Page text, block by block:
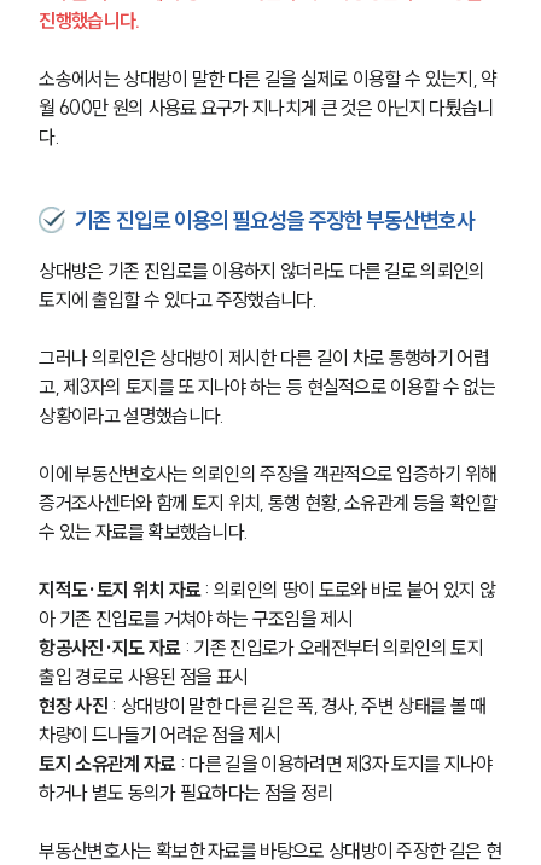
진행했습니다.
소송에서는 상대방이 말한 다른 길을 실제로 이용할 수 있는지, 약
월 600만 원의 사용료 요구가 지나치게 큰 것은 아닌지 다퉜습니
다.
기존 진입로 이용의 필요성을 주장한 부동산변호사
상대방은 기존 진입로를 이용하지 않더라도 다른 길로 의뢰인의
토지에 출입할 수 있다고 주장했습니다.
그러나 의뢰인은 상대방이 제시한 다른 길이 차로 통행하기 어렵
고, 제3자의 토지를 또 지나야 하는 등 현실적으로 이용할 수 없는
상황이라고 설명했습니다.
이에 부동산변호사는 의뢰인의 주장을 객관적으로 입증하기 위해
증거조사센터와 함께 토지 위치, 통행 현황, 소유관계 등을 확인할
수 있는 자료를 확보했습니다.
지적도·토지 위치 자료 : 의뢰인의 땅이 도로와 바로 붙어 있지 않
아 기존 진입로를 거쳐야 하는 구조임을 제시
항공사진·지도 자료 : 기존 진입로가 오래전부터 의뢰인의 토지
출입 경로로 사용된 점을 표시
현장 사진 : 상대방이 말한 다른 길은 폭, 경사, 주변 상태를 볼 때
차량이 드나들기 어려운 점을 제시
토지 소유관계 자료 : 다른 길을 이용하려면 제3자 토지를 지나야
하거나 별도 동의가 필요하다는 점을 정리
부동산변호사는 확보한 자료를 바탕으로 상대방이 주장한 길은 현